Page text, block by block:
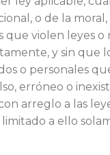
o de la moral,
violen leyes o
y sin que
o personales
erróneo o
arreglo a las
a ello